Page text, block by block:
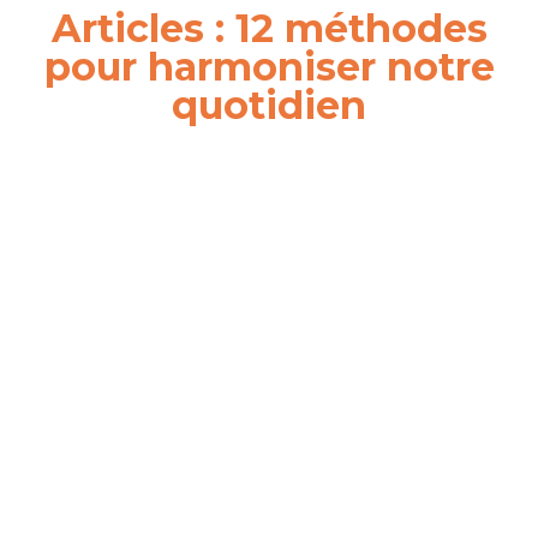
Articles : 12 méthodes
pour harmoniser notre
quotidien